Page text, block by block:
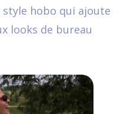
style hobo qui ajoute
looks de bureau